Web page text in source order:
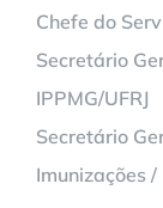
Chefe do
Secretário
IPPMG/UFRJ
Secretário
Imunizações /